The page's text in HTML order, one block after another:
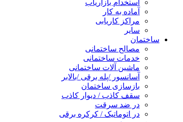
استخدام بازاریاب
آماده به کار
مراکز کاریابی
سایر
ساختمان
مصالح ساختمانی
خدمات ساختمانی
ماشین آلات ساختمانی
آسانسور /پله برقی /بالابر
بازسازی ساختمان
سقف کاذب / دیوار کاذب
در ضد سرقت
در اتوماتیک / کرکره برقی